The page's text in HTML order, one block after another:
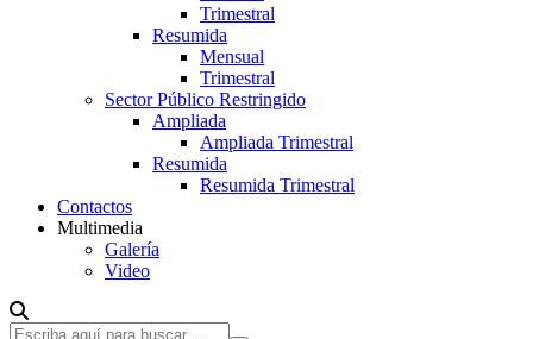
Trimestral
Resumida
Mensual
Trimestral
Sector Público Restringido
Ampliada
Ampliada Trimestral
Resumida
Resumida Trimestral
Contactos
Multimedia
Galería
Video